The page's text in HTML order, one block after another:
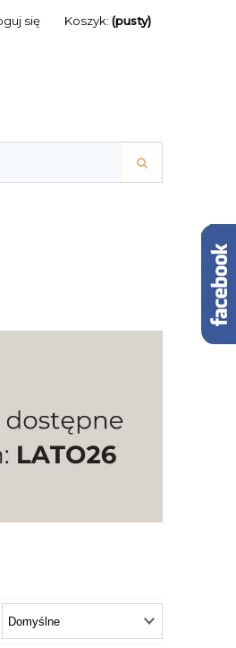
się Koszyk: (pusty)